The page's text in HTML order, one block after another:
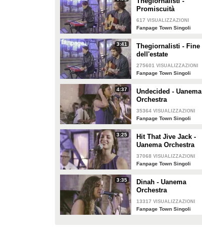
Promiscuità
617 VISUALIZZAZIONI
Fanpage Town Singoli
3:41
Thegiornalisti - Fine
dell'estate
275601 VISUALIZZAZIONI
Fanpage Town Singoli
4:37
Undecided - Uanema
Orchestra
35364 VISUALIZZAZIONI
Fanpage Town Singoli
3:25
Hit That Jive Jack -
Uanema Orchestra
37068 VISUALIZZAZIONI
Fanpage Town Singoli
3:35
Dinah - Uanema
Orchestra
13317 VISUALIZZAZIONI
Fanpage Town Singoli